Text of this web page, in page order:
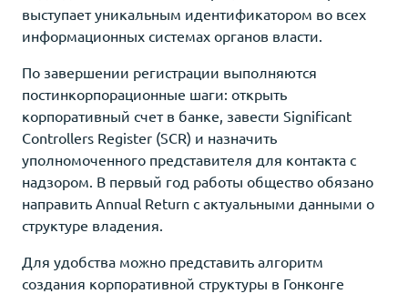
выступает уникальным идентификатором во всех
информационных системах органов власти.
По завершении регистрации выполняются
постинкорпорационные шаги: открыть
корпоративный счет в банке, завести Significant
Controllers Register (SCR) и назначить
уполномоченного представителя для контакта с
надзором. В первый год работы общество обязано
направить Annual Return с актуальными данными о
структуре владения.
Для удобства можно представить алгоритм
создания корпоративной структуры в Гонконге